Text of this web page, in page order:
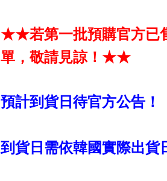
★★若第一批預購官方已
單，敬請見諒！★★
預計到貨日待官方公告！
到貨日需依韓國實際出貨